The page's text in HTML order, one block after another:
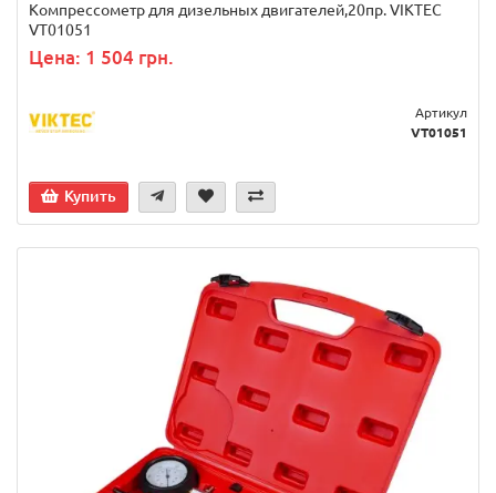
Компрессометр для дизельных двигателей,20пр. VIKTEC
VT01051
Цена: 1 504 грн.
Артикул
VT01051
Купить